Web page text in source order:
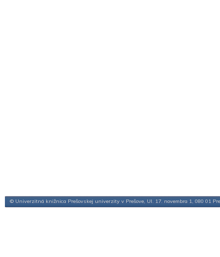
© Univerzitná knižnica Prešovskej univerzity v Prešove, Ul. 17. novembra 1, 080 01